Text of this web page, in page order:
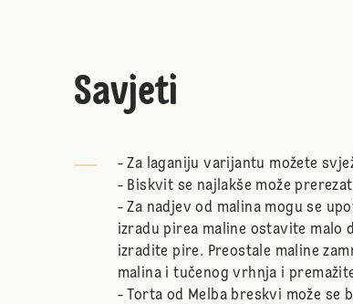
Savjeti
- Za laganiju varijantu možete
- Biskvit se najlakše može
- Za nadjev od malina mogu se
izradu pirea maline ostavite malo
izradite pire. Preostale maline
malina i tučenog vrhnja i
- Torta od Melba breskvi može se